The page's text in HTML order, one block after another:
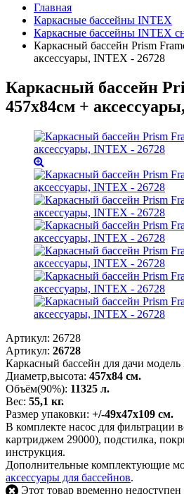
Главная
Каркасные бассейны INTEX
Каркасные бассейны INTEX
Каркасный бассейн Prism
аксессуары, INTEX - 26728
Каркасный бассейн
457х84см +
Артикул: 26728
Артикул: 26728
Каркасный бассейн для дачи модель
Диаметр,высота: 457х84 см.
Объём(90%): 11325 л.
Вес: 55,1 кг.
Размер упаковки: +/-49х47х109 см.
В комплекте насос для фильтрации
картриджем 29000), подстилка,
инструкция.
Дополнительные комплектующие
аксессуары для бассейнов.
Этот товар временно недоступен